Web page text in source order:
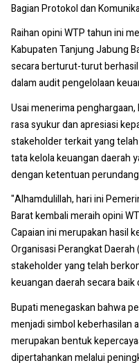
Bagian Protokol dan
Raihan opini WTP tahun ini
Kabupaten Tanjung Jabung
secara berturut-turut
dalam audit pengelolaan
Usai menerima
rasa syukur dan apresiasi
stakeholder terkait yang
tata kelola keuangan daerah
dengan ketentuan
"Alhamdulillah, hari ini
Barat kembali meraih opini
Capaian ini merupakan hasil
Organisasi Perangkat Daerah
stakeholder yang telah
keuangan daerah secara
Bupati menegaskan bahwa
menjadi simbol keberhasilan
merupakan bentuk
dipertahankan melalui